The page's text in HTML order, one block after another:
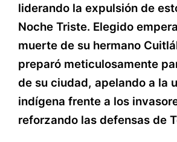
liderando la expulsión de
Noche Triste. Elegido
muerte de su hermano
preparó meticulosamente
de su ciudad, apelando a la
indígena frente a los
reforzando las defensas de